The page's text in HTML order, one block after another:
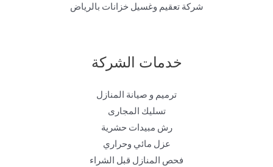
شركة تعقيم وغسيل خزانات بالرياض
خدمات الشركة
ترميم و صيانة المنازل
تسليك المجارى
رش مبيدات حشرية
عزل مائي وحراري
فحص المنازل قبل الشراء